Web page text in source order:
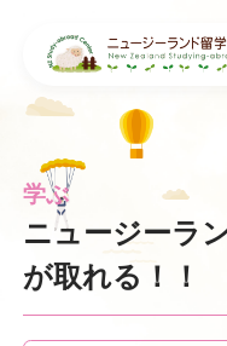
ニュージーラ
が取れる！！
学ぶ